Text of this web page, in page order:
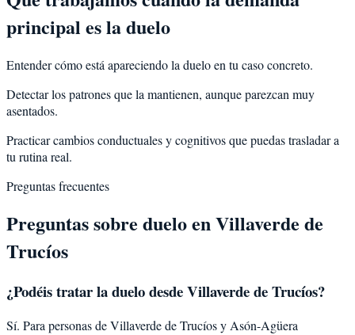
principal es la duelo
Entender cómo está apareciendo la duelo en tu caso concreto.
Detectar los patrones que la mantienen, aunque parezcan muy
asentados.
Practicar cambios conductuales y cognitivos que puedas trasladar a
tu rutina real.
Preguntas frecuentes
Preguntas sobre dueloenVillaverde de
Trucíos
¿Podéis tratar laduelodesdeVillaverde de Trucíos?
Sí. Para personas de Villaverde de Trucíos y Asón-Agüera